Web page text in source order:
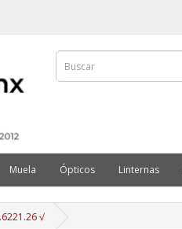
Muela Ópticos Linternas
√